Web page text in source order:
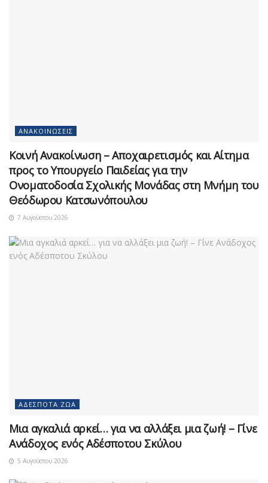
ΑΝΑΚΟΙΝΏΣΕΙΣ
Κοινή Ανακοίνωση – Αποχαιρετισμός και Αίτημα
προς το Υπουργείο Παιδείας για την
Ονοματοδοσία Σχολικής Μονάδας στη Μνήμη του
Θεόδωρου Κατσωνόπουλου
7 Αυγούστου 2026
ΑΔΈΣΠΟΤΑ ΖΏΑ
Μια αγκαλιά αρκεί… για να αλλάξει μια ζωή! – Γίνε
Ανάδοχος ενός Αδέσποτου Σκύλου
5 Αυγούστου 2026